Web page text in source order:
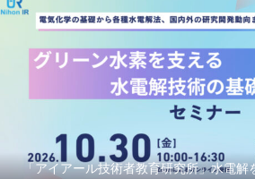
「アイアール技術者教育研究所」水電